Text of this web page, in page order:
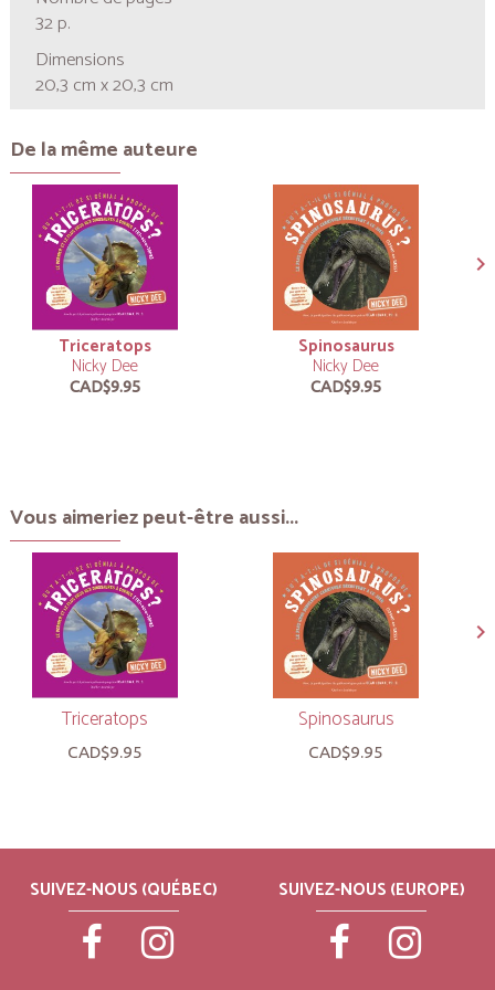
32 p.
Dimensions
20,3 cm x 20,3 cm
De la même auteure
Triceratops
Nicky Dee
CAD$9.95
Spinosaurus
Nicky Dee
CAD$9.95
Vous aimeriez peut-être aussi...
Triceratops
CAD$9.95
Spinosaurus
CAD$9.95
SUIVEZ-NOUS (QUÉBEC) SUIVEZ-NOUS (EUROPE)